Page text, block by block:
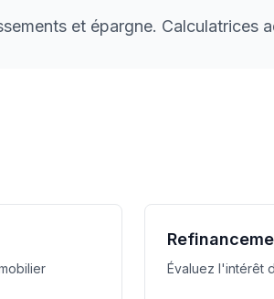
et épargne. Calculatrices
Évaluez l'intérêt